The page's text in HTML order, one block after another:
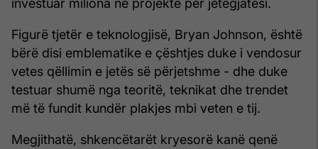
investuar miliona në projekte për jetëgjatësi.
Figurë tjetër e teknologjisë, Bryan Johnson, është
bërë disi emblematike e çështjes duke i vendosur
vetes qëllimin e jetës së përjetshme - dhe duke
testuar shumë nga teoritë, teknikat dhe trendet
më të fundit kundër plakjes mbi veten e tij.
Megjithatë, shkencëtarët kryesorë kanë qenë